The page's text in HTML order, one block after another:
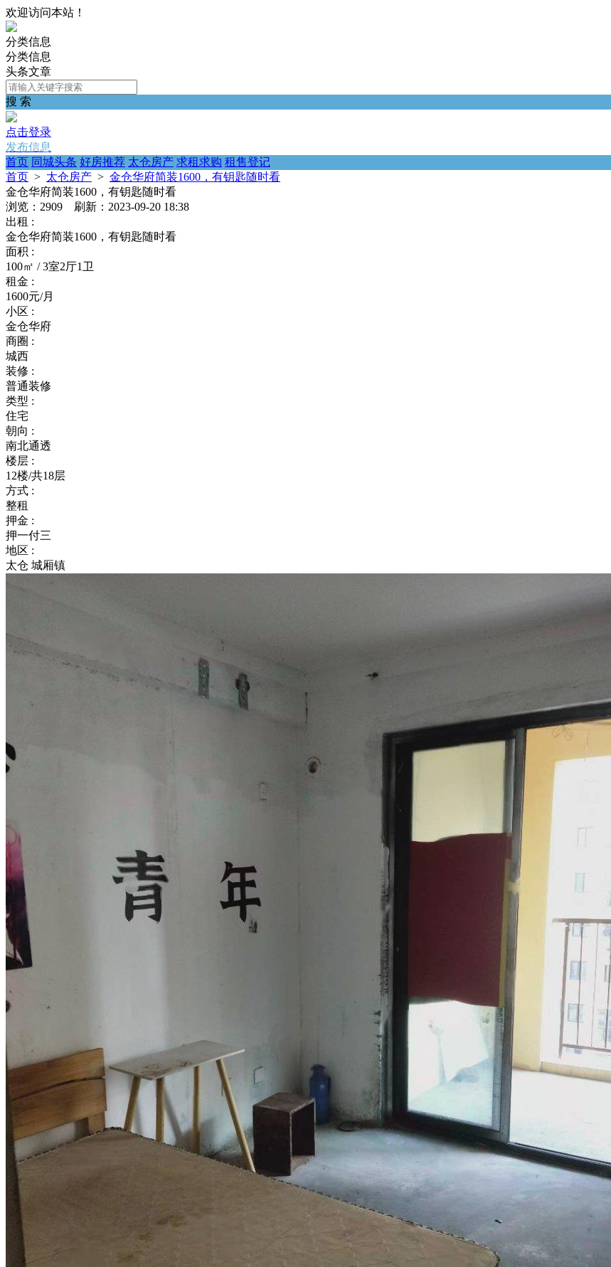
欢迎访问本站！
分类信息
分类信息
头条文章
搜 索
点击登录
发布信息
首页 同城头条 好房推荐 太仓房产 求租求购 租售登记
首页 > 太仓房产 > 金仓华府简装1600，有钥匙随时看
金仓华府简装1600，有钥匙随时看
浏览：2909 刷新：2023-09-20 18:38
出租 :
金仓华府简装1600，有钥匙随时看
面积 :
100㎡ / 3室2厅1卫
租金 :
1600元/月
小区 :
金仓华府
商圈 :
城西
装修 :
普通装修
类型 :
住宅
朝向 :
南北通透
楼层 :
12楼/共18层
方式 :
整租
押金 :
押一付三
地区 :
太仓 城厢镇